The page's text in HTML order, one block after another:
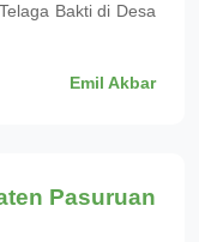
Bakti di Desa
Emil Akbar
Pasuruan